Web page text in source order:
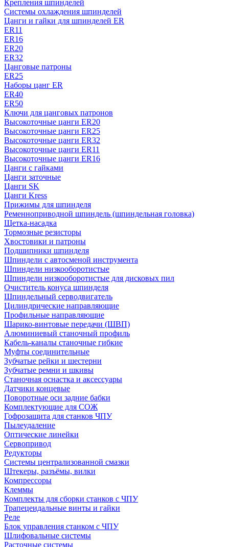
Крепления шпинделей
Системы охлаждения шпинделей
Цанги и гайки для шпинделей ER
ER11
ER16
ER20
ER32
Цанговые патроны
ER25
Наборы цанг ER
ER40
ER50
Ключи для цанговых патронов
Высокоточные цанги ER20
Высокоточные цанги ER25
Высокоточные цанги ER32
Высокоточные цанги ER11
Высокоточные цанги ER16
Цанги с гайками
Цанги заточные
Цанги SK
Цанги Kress
Прижимы для шпинделя
Ременноприводной шпиндель (шпиндельная головка)
Щетка-насадка
Тормозные резисторы
Хвостовики и патроны
Подшипники шпинделя
Шпиндели с автосменой инструмента
Шпиндели низкооборотистые
Шпиндели низкооборотистые для дисковых пил
Очиститель конуса шпинделя
Шпиндельный серводвигатель
Цилиндрические направляющие
Профильные направляющие
Шарико-винтовые передачи (ШВП)
Алюминиевый станочный профиль
Кабель-каналы станочные гибкие
Муфты соединительные
Зубчатые рейки и шестерни
Зубчатые ремни и шкивы
Станочная оснастка и аксессуары
Датчики концевые
Поворотные оси задние бабки
Комплектующие для СОЖ
Гофрозащита для станков ЧПУ
Пылеудаление
Оптические линейки
Сервопривод
Редукторы
Системы централизованной смазки
Штекеры, разъёмы, вилки
Компрессоры
Клеммы
Комплекты для сборки станков с ЧПУ
Трапецеидальные винты и гайки
Реле
Блок управления станком с ЧПУ
Шлифовальные системы
Расточные системы